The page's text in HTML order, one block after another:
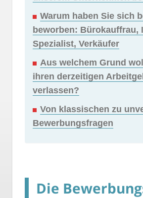
Warum haben Sie sich
beworben: Bürokauffrau,
Spezialist, Verkäufer
Aus welchem Grund
ihren derzeitigen
verlassen?
Von klassischen zu
Bewerbungsfragen
Die